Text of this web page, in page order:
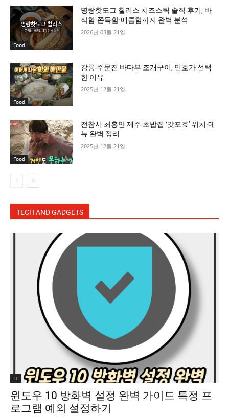
Food
명랑핫도그 칠리스 치즈스틱 솔직 후기, 바
삭함·쫀득함·매콤함까지 완벽 분석
2026년 03월 21일
Food
강릉 주문진 바다뷰 조개구이, 민호가 선택
한 이유
2025년 12월 21일
Food
전참시 최홍만 제주 초밥집 ‘갓포효’ 위치·메
뉴 완벽 정리
2025년 12월 21일
TECH AND GADGETS
IT
윈도우 10 방화벽 설정 완벽 가이드 특정 프
로그램 예외 설정하기